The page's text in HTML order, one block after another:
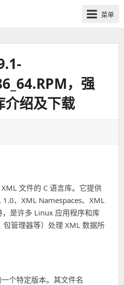
菜单
，强
绍及下载
文件的 C 语言库。它提供
、XML Namespaces、XML
，是许多 Linux 应用程序和库
包管理器等）处理 XML 数据所
个特定版本。其文件名